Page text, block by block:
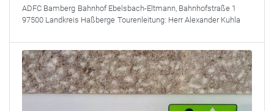
ADFC Bamberg Bahnhof Ebelsbach-Eltmann, Bahnhofstraße 1
97500 Landkreis Haßberge Tourenleitung: Herr Alexander Kuhla